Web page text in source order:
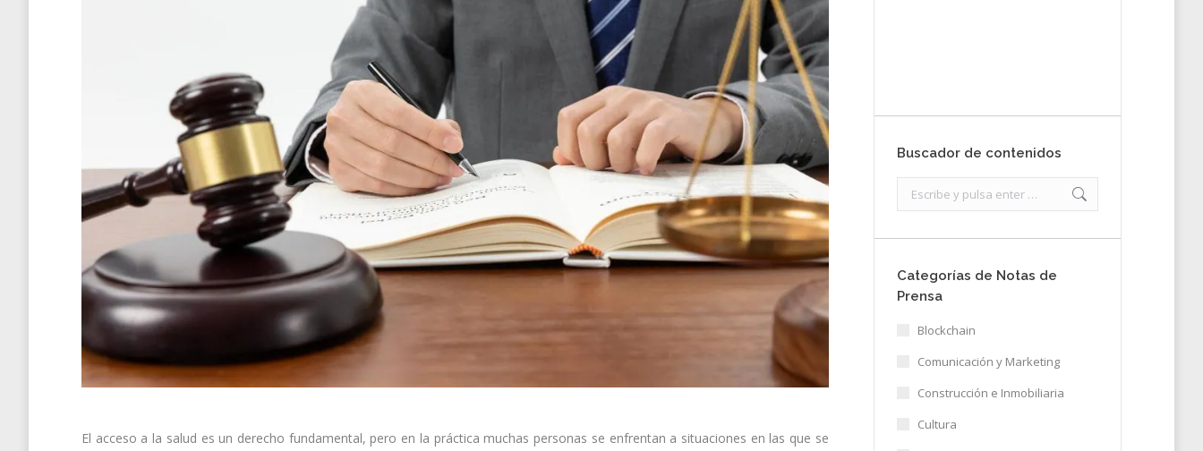
El acceso a la salud es un derecho fundamental, pero en la práctica muchas personas se enfrentan a situaciones en las que se
Buscador de contenidos
Categorías de Notas de
Prensa
Blockchain
Comunicación y Marketing
Construcción e Inmobiliaria
Cultura